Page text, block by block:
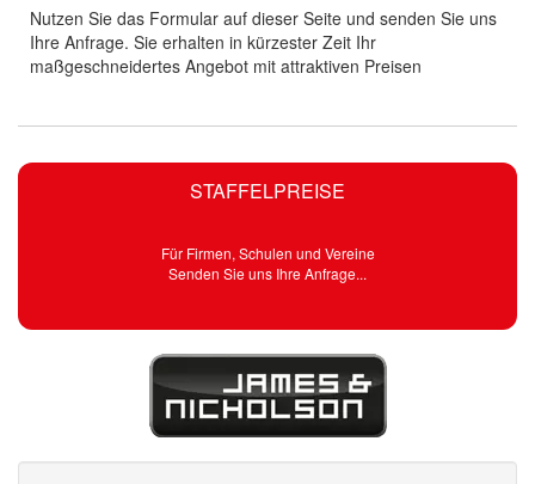
STAFFELPREISE
Für Firmen, Schulen und Vereine
Senden Sie uns Ihre Anfrage...
Nutzen Sie das Formular auf dieser Seite und senden Sie uns
Ihre Anfrage. Sie erhalten in kürzester Zeit Ihr
maßgeschneidertes Angebot mit attraktiven Preisen